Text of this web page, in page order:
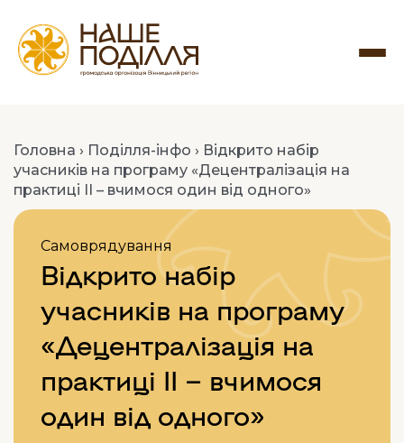
Головна › Поділля-інфо › Відкрито набір
учасників на програму «Децентралізація на
практиці ІІ – вчимося один від одного»
Самоврядування
Відкрито набір
учасників на програму
«Децентралізація на
практиці ІІ – вчимося
один від одного»